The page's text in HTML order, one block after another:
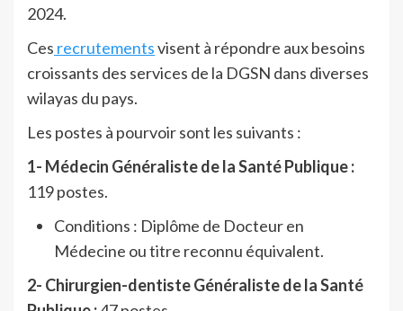
2024.
Ces recrutementsvisent à répondre aux besoins
croissants des services de la DGSN dans diverses
wilayas du pays.
Les postes à pourvoir sont les suivants :
1- Médecin Généraliste de la Santé Publique :
119 postes.
Conditions : Diplôme de Docteur en
Médecine ou titre reconnu équivalent.
2- Chirurgien-dentiste Généraliste de la Santé